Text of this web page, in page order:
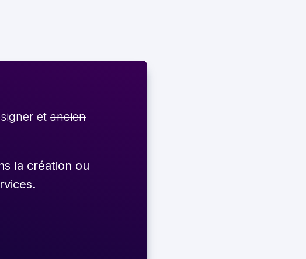
et ancien
la création ou